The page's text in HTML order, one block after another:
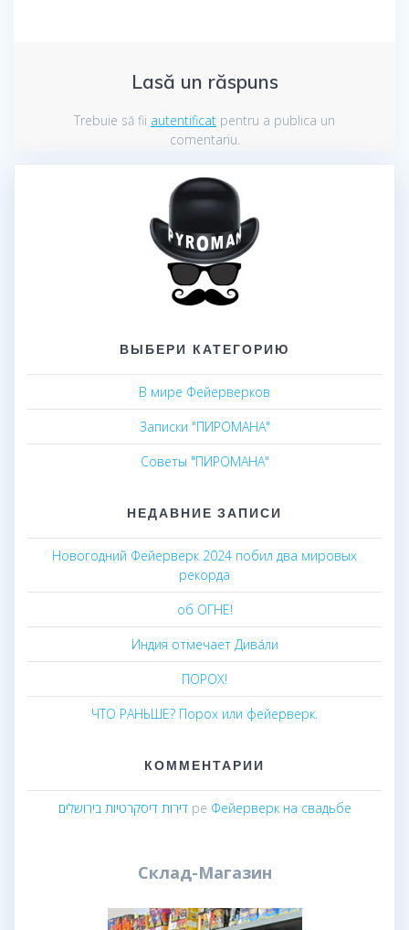
Lasă un răspuns
Trebuie să fii autentificat pentru a publica un
comentariu.
ВЫБЕРИ КАТЕГОРИЮ
В мире Фейерверков
Записки "ПИРОМАНА"
Советы "ПИРОМАНА"
НЕДАВНИЕ ЗАПИСИ
Новогодний Фейерверк 2024 побил два мировых
рекорда
об ОГНЕ!
Индия отмечает Дива́ли
ПОРОХ!
ЧТО РАНЬШЕ? Порох или фейерверк.
КОММЕНТАРИИ
דירות דיסקרטיות בירושליםpe Фейерверк на свадьбе
Склад-Магазин